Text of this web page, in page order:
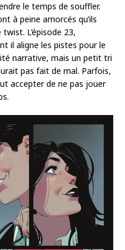
le temps de souffler.
à peine amorcés qu’ils
L’épisode 23,
il aligne les pistes pour le
narrative, mais un petit tri
pas fait de mal. Parfois,
accepter de ne pas jouer